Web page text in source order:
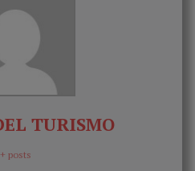
TURISMO
+ posts